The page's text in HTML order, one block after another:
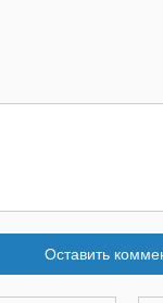
Оставить